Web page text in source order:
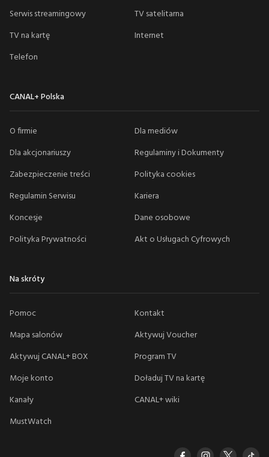
Serwis streamingowy
TV satelitarna
TV na kartę
Internet
Telefon
CANAL+ Polska
O firmie
Dla mediów
Dla akcjonariuszy
Regulaminy i Dokumenty
Zabezpieczenie treści
Polityka cookies
Regulamin Serwisu
Kariera
Koncesje
Dane osobowe
Polityka Prywatności
Akt o Usługach Cyfrowych
Na skróty
Pomoc
Kontakt
Mapa salonów
Aktywuj Voucher
Aktywuj CANAL+ BOX
Program TV
Moje konto
Doładuj TV na kartę
Kanały
CANAL+ wiki
MustWatch